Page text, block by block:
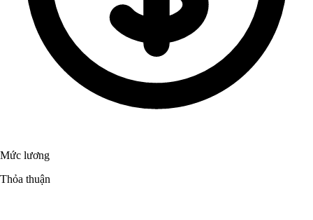
Mức lương
Thỏa thuận